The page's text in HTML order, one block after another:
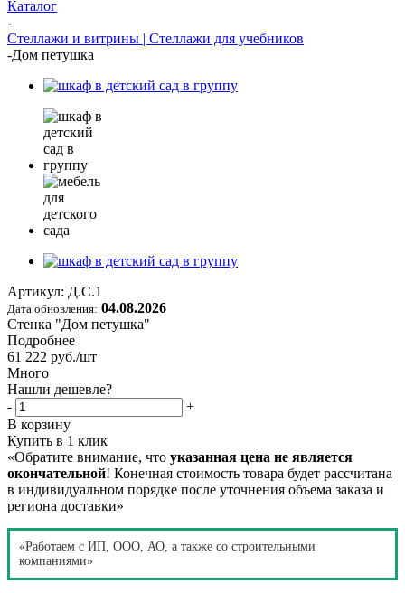
Каталог
-
Стеллажи и витрины | Стеллажи для учебников
-Дом петушка
Артикул: Д.С.1
Дата обновления: 04.08.2026
Стенка "Дом петушка"
Подробнее
61 222 руб./шт
Много
Нашли дешевле?
-
+
В корзину
Купить в 1 клик
«Обратите внимание, что указанная цена не является
окончательной! Конечная стоимость товара будет рассчитана
в индивидуальном порядке после уточнения объема заказа и
региона доставки»
«Работаем с ИП, ООО, АО, а также со строительными
компаниями»